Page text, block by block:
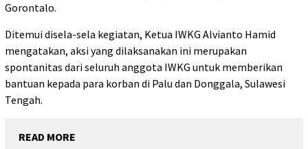
Gorontalo.
Ditemui disela-sela kegiatan, Ketua IWKG Alvianto Hamid
mengatakan, aksi yang dilaksanakan ini merupakan
spontanitas dari seluruh anggota IWKG untuk memberikan
bantuan kepada para korban di Palu dan Donggala, Sulawesi
Tengah.
READ MORE